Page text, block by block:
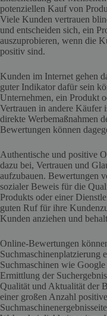
potenziellen Kauf von
Viele Kunden vertrauen
und entscheiden sich, ein
auszuprobieren, wenn die
positiv sind.
Kunden im Internet gehen
guter Indikator dafür sein
Unternehmen, ein Produkt
Vertrauen in andere Käufer
direkte Werbemaßnahmen
Bewertungen können
Authentische und positive
dazu bei, Vertrauen und
aufzubauen. Bewertungen
sozialer Beweis für die
Produkts oder einer
guten Ruf für ihre
Kunden anziehen und
Online-Bewertungen
Suchmaschinenplatzierung
Suchmaschinen wie
Ermittlung der
Qualität und Aktualität der
einer großen Anzahl